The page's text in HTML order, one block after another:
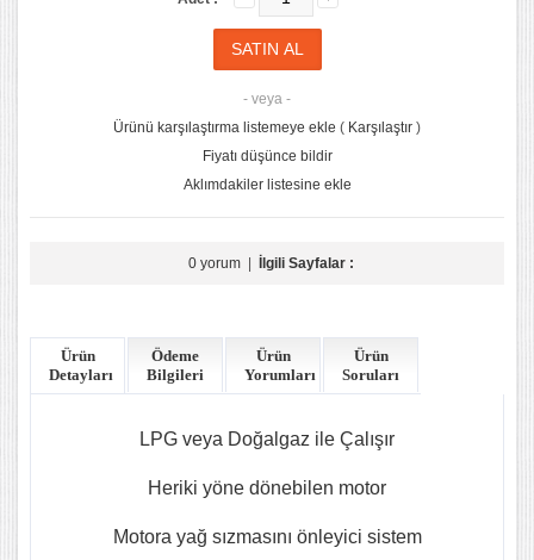
- veya -
Ürünü karşılaştırma listemeye ekle ( Karşılaştır )
Fiyatı düşünce bildir
Aklımdakiler listesine ekle
0 yorum| İlgili Sayfalar :
Ürün
Detayları
Ödeme
Bilgileri
Ürün
Yorumları
Ürün
Soruları
LPG veya Doğalgaz ile Çalışır
Heriki yöne dönebilen motor
Motora yağ sızmasını önleyici sistem